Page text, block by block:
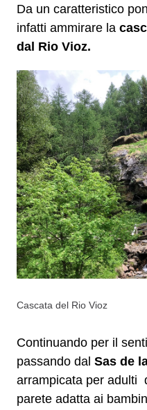
Da un caratteristico
infatti ammirare la
dal Rio Vioz.
Cascata del Rio Vioz
Continuando per il
passando dal Sas de
arrampicata per adulti
parete adatta ai